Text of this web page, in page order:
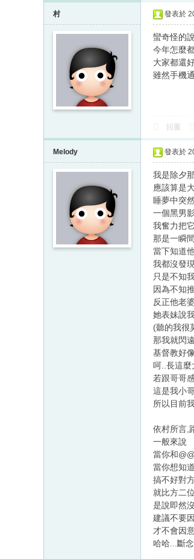
村 發表於
蠻奇怪的說
今年怎麼
大家都還
雖然手機
回覆
Melody 發表於
我是除夕
應該算是
睡夢中突
一個黑男
我奮力把
那是一瞬
當下知道
我都沒發現
只是不知
因為不知
反正他老
她表妹說
(聽的我很
那我就閃
基督教好
呵..長這麼
若跟哥哥
這是我小
所以目前
依村所言,
一般來說
當你和
當你想知
搞不好對
就比方二
是說即然
建議不要
才不會因
哈哈...斷